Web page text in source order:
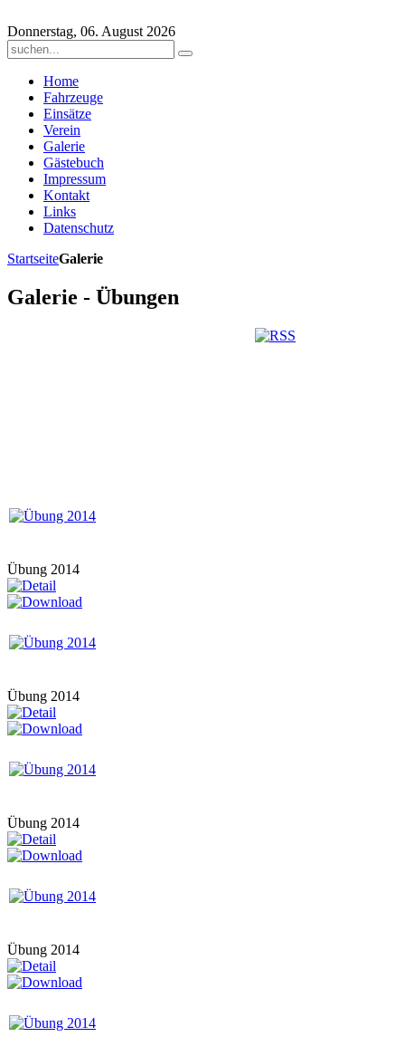
Donnerstag, 06. August 2026
Home
Fahrzeuge
Einsätze
Verein
Galerie
Gästebuch
Impressum
Kontakt
Links
Datenschutz
StartseiteGalerie
Galerie - Übungen
Übung 2014
Übung 2014
Übung 2014
Übung 2014